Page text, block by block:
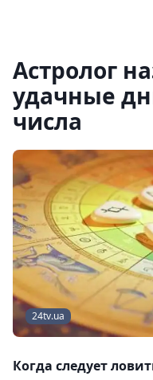
Астролог
удачные
числа
24tv.ua
Когда следует